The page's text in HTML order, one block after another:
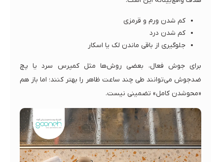
کم شدن ورم و قرمزی
کم شدن درد
جلوگیری از باقی ماندن لک یا اسکار
برای جوش فعال، بعضی روش‌ها مثل کمپرس سرد یا پچ
ضدجوش می‌توانند طی چند ساعت ظاهر را بهتر کنند؛ اما باز هم
«محوشدن کامل» تضمینی نیست.